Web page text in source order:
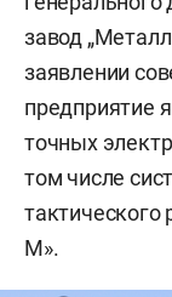
завод
заявлении
предприятие
точных
том числе
тактического
М».